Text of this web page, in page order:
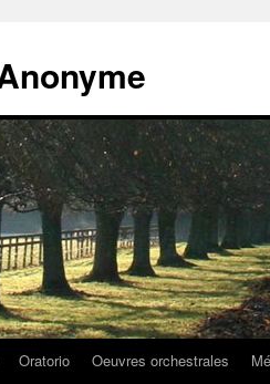
Oratorio Oeuvres orchestrales